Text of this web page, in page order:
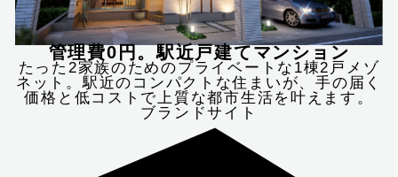
管理費0円。駅近戸建てマンション
たった2家族のためのプライベートな1棟2戸メゾ
ネット。駅近のコンパクトな住まいが、手の届く
価格と低コストで上質な都市生活を叶えます。
ブランドサイト